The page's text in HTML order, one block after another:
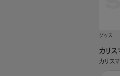
グッズ
カリス
カリスマ